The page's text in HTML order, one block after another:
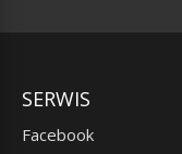
SERWIS
Facebook